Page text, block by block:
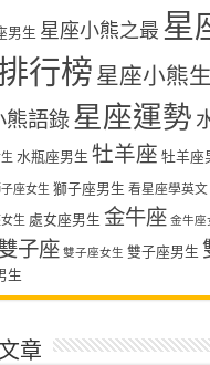
男生 星座小熊之最 星
行榜 星座小熊
熊語錄星座運勢
水瓶座男生 牡羊座 牡羊座
座女生 獅子座男生 看星座學英文
生 處女座男生 金牛座 金牛座
子座 雙子座女生 雙子座男生
生
章